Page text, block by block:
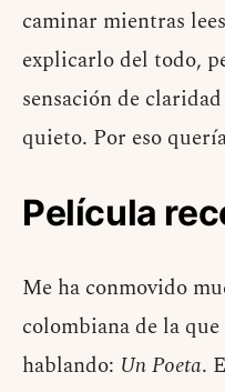
caminar mientras
explicarlo del todo,
sensación de
quieto. Por eso
Película
Me ha conmovido
colombiana de la
hablando: Un Poeta.